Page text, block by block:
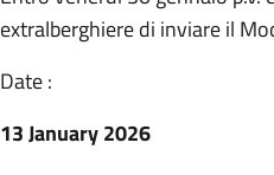
extralberghiere di inviare il
Date :
13 January 2026